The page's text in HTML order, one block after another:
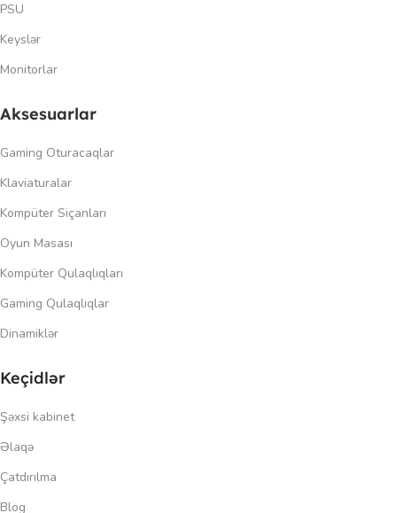
PSU
Keyslər
Monitorlar
Aksesuarlar
Gaming Oturacaqlar
Klaviaturalar
Kompüter Siçanları
Oyun Masası
Kompüter Qulaqlıqları
Gaming Qulaqlıqlar
Dinamiklər
Keçidlər
Şəxsi kabinet
Əlaqə
Çatdırılma
Blog